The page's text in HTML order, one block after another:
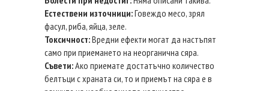
Естествени източници:Говеждо месо, зрял
фасул, риба, яйца, зеле.
Токсичност:Вредни ефекти могат да настъпят
само при приемането на неорганична сяра.
Съвети:Ако приемате достатъчно количество
белтъци с храната си, то и приемът на сяра е в